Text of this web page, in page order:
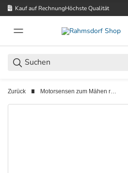
Kauf auf RechnungHöchste Qualität
Zurück Motorsensen zum Mähen rund um Haus und Garten